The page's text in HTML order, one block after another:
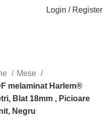
Login / Register
Mese
melaminat Harlem®
Blat 18mm , Picioare
Negru